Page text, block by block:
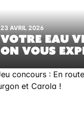
23 AVRIL 2026
VOTRE EAU
ON VOUS